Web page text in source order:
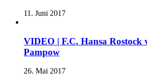
11. Juni 2017
VIDEO | F.C. Hansa Rostock
Pampow
26. Mai 2017